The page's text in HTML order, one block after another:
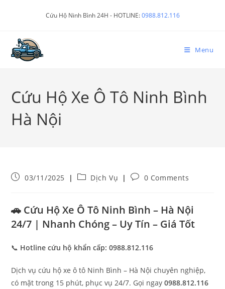
Cứu Hộ Ninh Bình 24H - HOTLINE:0988.812.116
Menu
Cứu Hộ Xe Ô Tô Ninh Bình
Hà Nội
03/11/2025 Dịch Vụ 0 Comments
🚗 Cứu Hộ Xe Ô Tô Ninh Bình – Hà Nội
24/7 | Nhanh Chóng – Uy Tín – Giá Tốt
📞 Hotline cứu hộ khẩn cấp: 0988.812.116
Dịch vụ cứu hộ xe ô tô Ninh Bình – Hà Nội chuyên nghiệp,
có mặt trong 15 phút, phục vụ 24/7. Gọi ngay0988.812.116